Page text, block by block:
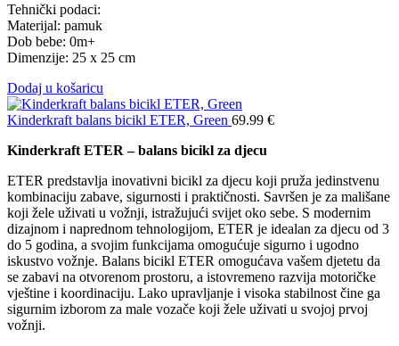
Tehnički podaci:
Materijal: pamuk
Dob bebe: 0m+
Dimenzije: 25 x 25 cm
Dodaj u košaricu
Kinderkraft balans bicikl ETER, Green 69.99 €
Kinderkraft ETER – balans bicikl za djecu
ETER predstavlja inovativni bicikl za djecu koji pruža jedinstvenu
kombinaciju zabave, sigurnosti i praktičnosti. Savršen je za mališane
koji žele uživati u vožnji, istražujući svijet oko sebe. S modernim
dizajnom i naprednom tehnologijom, ETER je idealan za djecu od 3
do 5 godina, a svojim funkcijama omogućuje sigurno i ugodno
iskustvo vožnje. Balans bicikl ETER omogućava vašem djetetu da
se zabavi na otvorenom prostoru, a istovremeno razvija motoričke
vještine i koordinaciju. Lako upravljanje i visoka stabilnost čine ga
sigurnim izborom za male vozače koji žele uživati u svojoj prvoj
vožnji.